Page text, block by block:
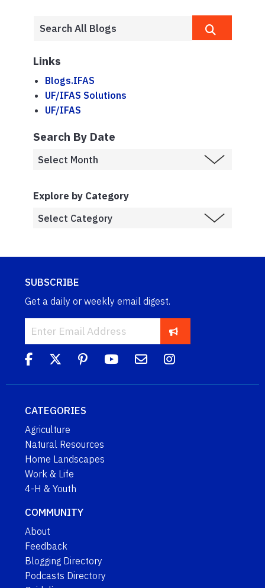
Links
Blogs.IFAS
UF/IFAS Solutions
UF/IFAS
Search By Date
Explore by Category
SUBSCRIBE
Get a daily or weekly email digest.
CATEGORIES
Agriculture
Natural Resources
Home Landscapes
Work & Life
4-H & Youth
COMMUNITY
About
Feedback
Blogging Directory
Podcasts Directory